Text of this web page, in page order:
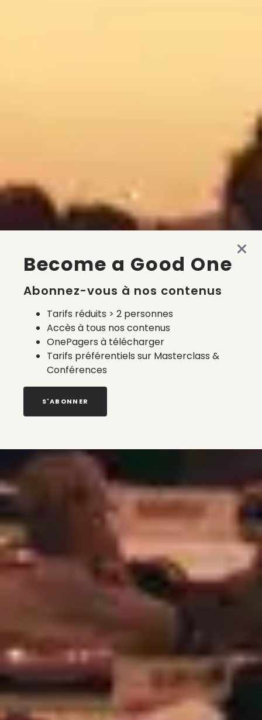
Become a Good One
Abonnez-vous à nos contenus
Tarifs réduits > 2 personnes
Accès à tous nos contenus
OnePagers à télécharger
Tarifs préférentiels sur Masterclass &
Conférences
S'ABONNER